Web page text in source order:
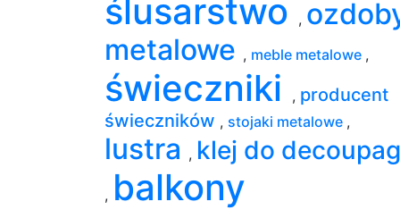
ślusarstwo ,
metalowe , meble metalowe ,
świeczniki , producent
świeczników , stojaki metalowe ,
lustra , klej do
, balkony